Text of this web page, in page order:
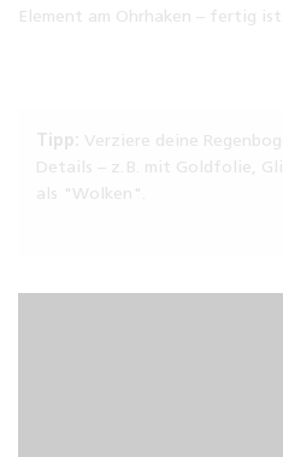
Element am Ohrhaken – fertig ist
Tipp: Verziere deine
Details – z. B. mit Goldfolie,
als "Wolken".